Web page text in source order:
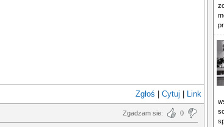
Zgłoś Cytuj Link
Zgadzam sie: 0